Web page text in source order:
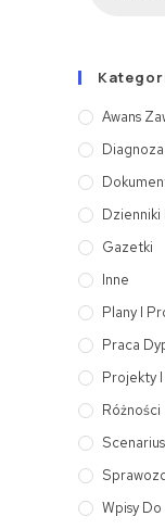
Awans
Dzienniki
Gazetki
Inne
Plany I
Praca
Projekty
Różności
Wpisy